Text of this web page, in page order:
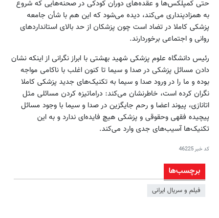
حتی کمپلکس‌ها و عقده‌های دوران کودکی در صحنه‌هایی که شروع
به همزاد‌پنداری می‌کند، دیده می‌شود که این هم با شأن جامعه
پزشکی کاملا در تضاد است چون پزشکان از حد بالای استانداردهای
روانی و اجتماعی برخوردارند.
رئیس دانشگاه علوم پزشکی شهید بهشتی با ابراز نگرانی از اینکه نشان
دادن مسائل پزشکی در صدا و سیما تا کنون اغلب با ناکامی مواجه
بوده و ما را در ورود صدا و سیما به تکنیک‌های جدید پزشکی کاملا
نگران کرده است، خاطر‌نشان می‌کند: دراماتیزه کردن مسائلی مثل
اتانازی، پیوند اعضا و رحم جایگزین در صدا و سیما با وجود مسائل
پیچیده فقهی وحقوقی و پزشکی هیچ فایده‌ای ندارد و به این
تکنیک‌ها آسیب‌های جدی وارد می‌کند.
کد خبر46225
برچسب‌ها
فیلم و سریال ایرانی